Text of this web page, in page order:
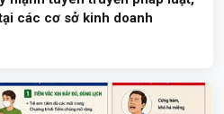
các cơ sở kinh doanh